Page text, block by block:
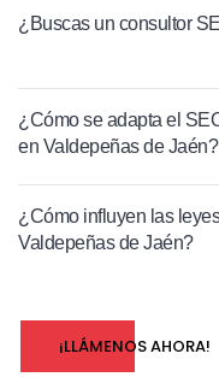
¿Buscas un consultor
¿Cómo se adapta el
en Valdepeñas de Jaén?
¿Cómo influyen las
Valdepeñas de Jaén?
¡LLÁMENOS AHORA!